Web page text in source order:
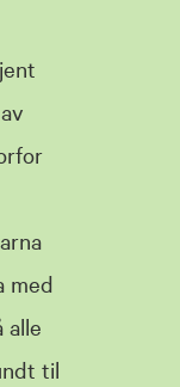
med
alle
til